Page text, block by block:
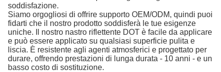
soddisfazione.
Siamo orgogliosi di offrire supporto OEM/ODM, quindi puoi
fidarti che il nostro prodotto soddisferà le tue esigenze
uniche. Il nostro nastro riflettente DOT è facile da applicare
e può essere applicato su qualsiasi superficie pulita e
liscia. È resistente agli agenti atmosferici e progettato per
durare, offrendo prestazioni di lunga durata - 10 anni - e un
basso costo di sostituzione.